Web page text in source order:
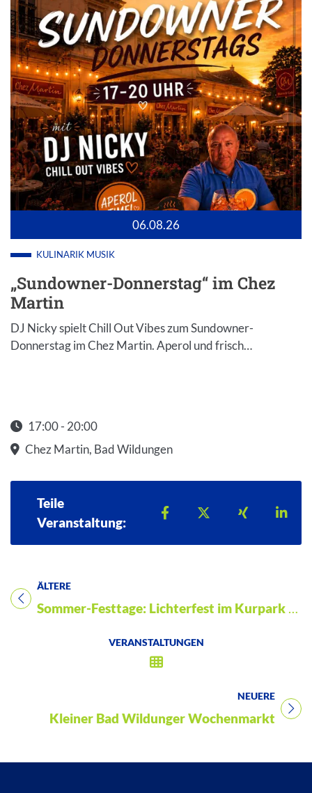
06.08.26
KULINARIK MUSIK
„Sundowner-Donnerstag“ im Chez
Martin
DJ Nicky spielt Chill Out Vibes zum Sundowner-
Donnerstag im Chez Martin. Aperol und frisch…
17:00 - 20:00
Startzeit: 17:00
Chez Martin, Bad Wildungen
Teile
Veranstaltung:
Teilen auf Facebook
Teilen auf X
Teilen auf
ÄLTERE
Titel für Veranstaltung
Sommer-Festtage: Lichterfest im Kurpark Bad Wildungen
VERANSTALTUNGEN
NEUERE
Titel für Veranstaltung
Kleiner Bad Wildunger Wochenmarkt